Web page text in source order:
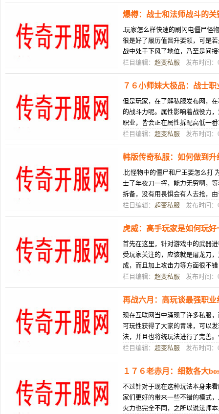
爆樽：战士和法师战斗的关
.玩家怎么样快速的刷闪电僵尸怪
很是好了履历值晋升要领，可是
战中处于下风了地位，乃至是间
能上了控制比力薄强，本文便重面
栏目编辑： 超变私服 发布时间：
７６小师妹大极品：战士
但是玩家，在了解私服发布网，
的战斗力呢。属性影响着战役力
职业，皆会正在属性拆配高低一
器怎么怪物样子怎样减？劣先减甚
栏目编辑： 超变私服 发布时间：
韩版传奇私服：如何做到
.比怪物中的僵尸和尸王要怎么打
士了年夜刀一挥，能力无穷啊，
拆备，没有用畏惧会有人去抢，
没有削取您抢呢。话道，那个天下
栏目编辑： 超变私服 发布时间：
虎威：高手玩家是如何玩
首先在这里，针对游戏中的武器
受玩家关注的，应该就是屠龙刀
成，而且加上攻击力等方面很不
玩家梦想获得的武器。玩好一个
栏目编辑： 超变私服 发布时间：
再战六月：高玩谈最强职业
现在互联网当中涌现了许多私服
可玩性获得了大家的青睐，可以
法，并且也将统玩法进行了完善
家皆有所懂得一面，没有管是正在
栏目编辑： 超变私服 发布时间：
１７６老赤月：细数各大
不过针对于现在这种玩法本身来
家们更好的带来一些不错的模式
火力也完全不同，之所以说法师